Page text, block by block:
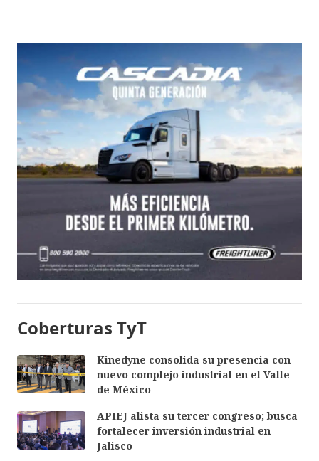
Coberturas TyT
Kinedyne consolida su presencia con
nuevo complejo industrial en el Valle
de México
APIEJ alista su tercer congreso; busca
fortalecer inversión industrial en
Jalisco